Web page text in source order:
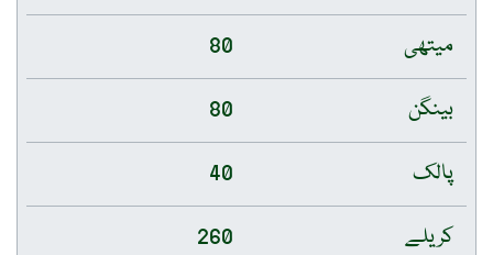
میتھی
80
بینگن
80
پالک
40
کریلے
260